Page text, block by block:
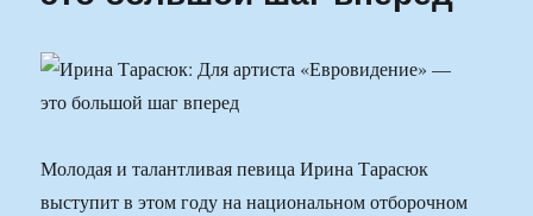
Молодая и талантливая певица Ирина Тарасюк
выступит в этом году на национальном отборочном